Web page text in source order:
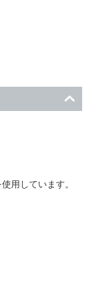
用しています。